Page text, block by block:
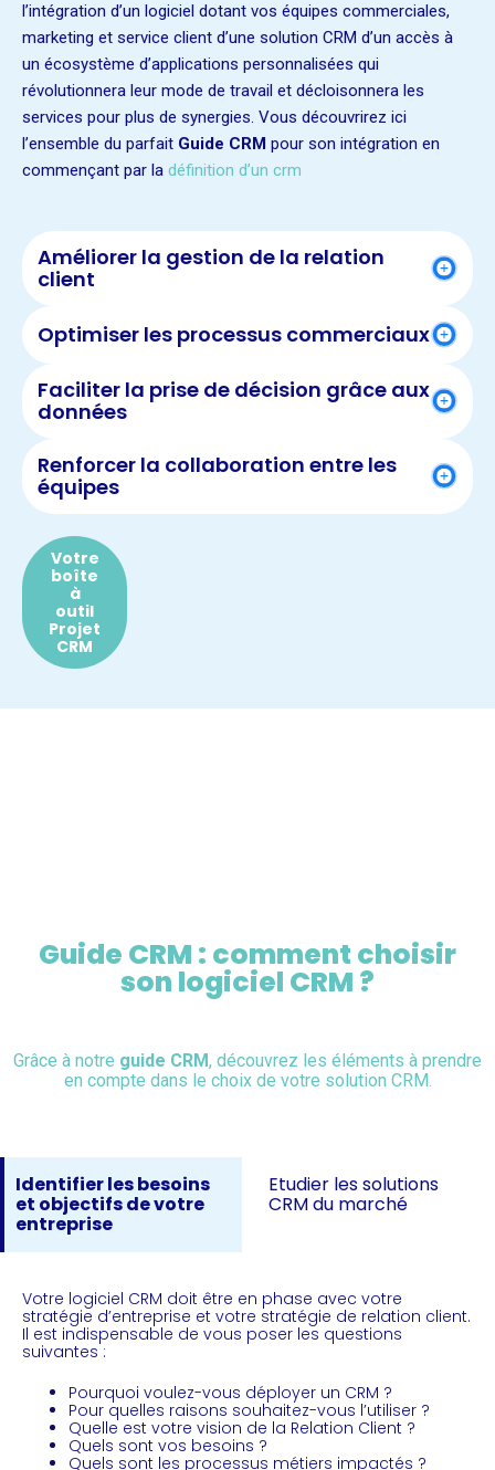
l’intégration d’un logiciel dotant vos équipes commerciales,
marketing et service client d’une solution CRM d’un accès à
un écosystème d’applications personnalisées qui
révolutionnera leur mode de travail et décloisonnera les
services pour plus de synergies. Vous découvrirez ici
l’ensemble du parfait Guide CRM pour son intégration en
commençant par la définition d’un crm
Améliorer la gestion de la relation
client
Optimiser les processus commerciaux
Faciliter la prise de décision grâce aux
données
Renforcer la collaboration entre les
équipes
Votre
boîte
à
outil
Projet
CRM
Guide CRM : comment choisir
son logiciel CRM ?
Grâce à notre guide CRM, découvrez les éléments à prendre
en compte dans le choix de votre solution CRM.
Identifier les besoins
et objectifs de votre
entreprise
Etudier les solutions
CRM du marché
Votre logiciel CRM doit être en phase avec votre
stratégie d’entreprise et votre stratégie de relation client.
Il est indispensable de vous poser les questions
suivantes :
Pourquoi voulez-vous déployer un CRM ?
Pour quelles raisons souhaitez-vous l’utiliser ?
Quelle est votre vision de la Relation Client ?
Quels sont vos besoins ?
Quels sont les processus métiers impactés ?